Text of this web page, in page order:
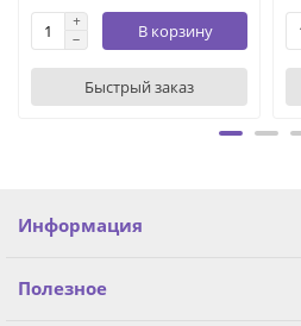
В корзину
Быстрый заказ
Информация
Полезное